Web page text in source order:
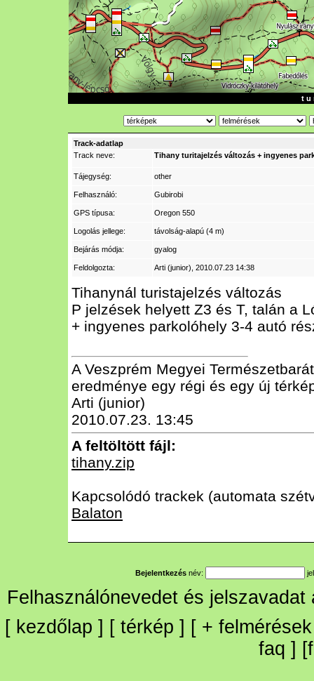
t u
Track-adatlap
Track neve:
Tihany turitajelzés változás + ingyenes
Tájegység: other
Felhasználó: Gubirobi
GPS típusa: Oregon 550
Logolás jellege: távolság-alapú (4 m)
Bejárás módja: gyalog
Feldolgozta: Arti (junior) , 2010.07.23 14:38
Tihanynál turistajelzés változás
P jelzések helyett Z3 és T, talán a
+ ingyenes parkolóhely 3-4 autó
A Veszprém Megyei
eredménye egy régi és egy új
Arti (junior)
2010.07.23. 13:45
A feltöltött fájl:
tihany.zip
Kapcsolódó trackek (automata
Balaton
Bejelentkezés név:
Felhasználónevedet és
[ kezdőlap ] [ térkép ] [ + felmérések
faq ] [